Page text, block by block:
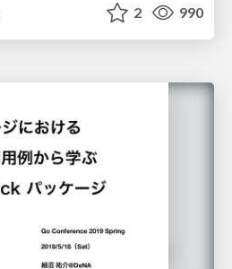
2 990